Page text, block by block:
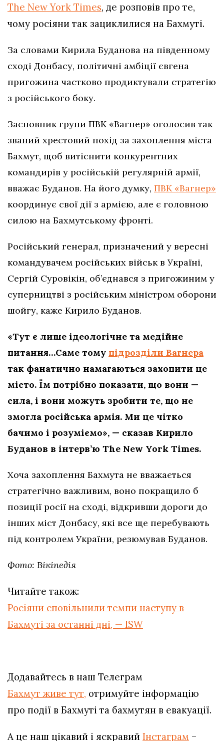
The New York Times, де розповів про те,
чому росіяни так зациклилися на Бахмуті.
За словами Кирила Буданова на південному
сході Донбасу, політичні амбіції євгена
пригожина частково продиктували стратегію
з російського боку.
Засновник групи ПВК «Вагнер» оголосив так
званий хрестовий похід за захоплення міста
Бахмут, щоб витіснити конкурентних
командирів у російській регулярній армії,
вважає Буданов. На його думку, ПВК «Вагнер»
координує свої дії з армією, але є головною
силою на Бахмутському фронті.
Російський генерал, призначений у вересні
командувачем російських військ в Україні,
Сергій Суровікін, об’єднався з пригожиним у
суперництві з російським міністром оборони
шойгу, каже Кирило Буданов.
«Тут є лише ідеологічне та медійне
питання…Саме тому підрозділи Вагнера
так фанатично намагаються захопити це
місто. Їм потрібно показати, що вони —
сила, і вони можуть зробити те, що не
змогла російська армія. Ми це чітко
бачимо і розуміємо», — сказав Кирило
Буданов в інтерв’ю The New York Times.
Хоча захоплення Бахмута не вважається
стратегічно важливим, воно покращило б
позиції росії на сході, відкривши дороги до
інших міст Донбасу, які все ще перебувають
під контролем України, резюмував Буданов.
Фото: Вікіпедія
Читайте також:
Росіяни сповільнили темпи наступу в
Бахмуті за останні дні, — ISW
Додавайтесь в наш Телеграм
Бахмут живе тут, отримуйте інформацію
про події в Бахмуті та бахмутян в евакуації.
А це наш цікавий і яскравий Інстаграм –